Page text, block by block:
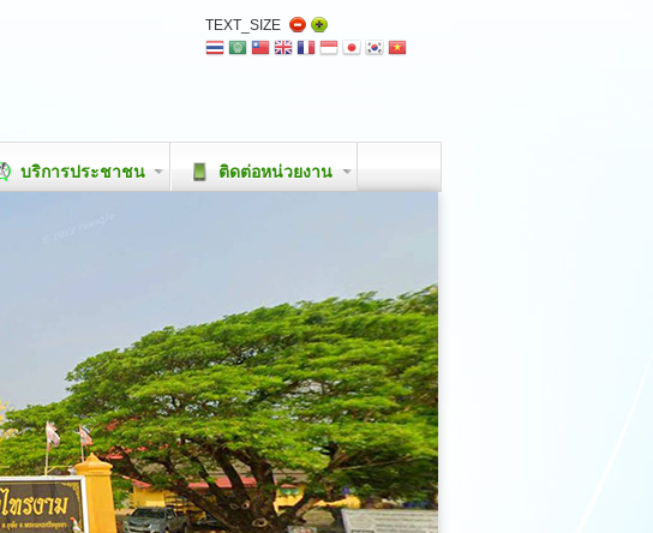
TEXT_SIZE
บริการประชาชน ติดต่อหน่วยงาน